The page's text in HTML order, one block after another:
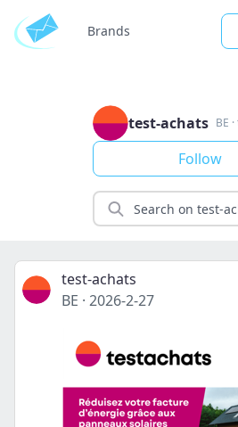
Brands
test-achats BE ·
Follow
test-achats
BE · 2026-2-27